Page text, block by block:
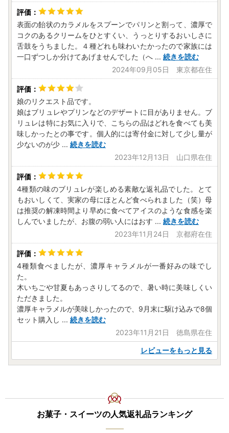
表面の飴状のカラメルをスプーンでパリンと割って、濃厚で
コクのあるクリームをひとすくい、うっとりするおいしさに
舌鼓をうちました。４種どれも味わいたかったので家族には
一口ずつしか分けてあげませんでした（へ ... 続きを読む
2024年09月05日 東京都在住
娘のリクエスト品です。
娘はブリュレやプリンなどのデザートに目がありません。ブ
リュレは特にお気に入りで、こちらの品はどれを食べても美
味しかったとの事です。個人的には寄付金に対して少し量が
少ないのが少 ... 続きを読む
2023年12月13日 山口県在住
4種類の味のブリュレが楽しめる素敵な返礼品でした。とて
もおいしくて、実家の母にほとんど食べられました（笑）母
は推奨の解凍時間より早めに食べてアイスのような食感を楽
しんでいましたが、お腹の弱い人にはおす ... 続きを読む
2023年11月24日 京都府在住
4種類食べましたが、濃厚キャラメルが一番好みの味でし
た。
木いちごや甘夏もあっさりしてるので、暑い時に美味しくい
ただきました。
濃厚キャラメルが美味しかったので、9月末に駆け込みで8個
セット購入し ... 続きを読む
2023年11月21日 徳島県在住
レビューをもっと見る
お菓子・スイーツの人気返礼品ランキング